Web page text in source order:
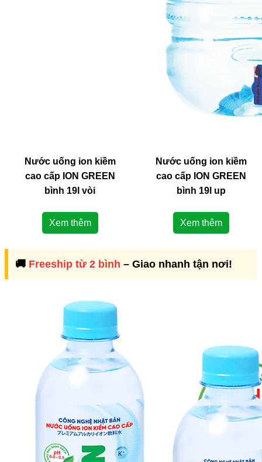
Nước uống ion kiềm
cao cấp ION GREEN
bình 19l vòi
Xem thêm
Nước uống ion kiềm
cao cấp ION GREEN
bình 19l up
Xem thêm
🚚 Freeship từ 2 bình – Giao nhanh tận nơi!